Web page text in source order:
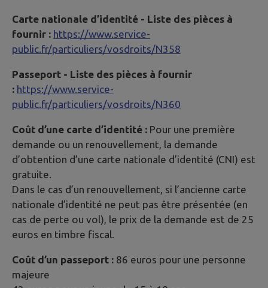
Carte nationale d’identité - Liste des pièces à
fournir : https://www.service-
public.fr/particuliers/vosdroits/N358
Passeport - Liste des pièces à fournir
: https://www.service-
public.fr/particuliers/vosdroits/N360
Coût d’une carte d’identité : Pour une première
demande ou un renouvellement, la demande
d’obtention d’une carte nationale d’identité (CNI) est
gratuite.
Dans le cas d’un renouvellement, si l’ancienne carte
nationale d’identité ne peut pas être présentée (en
cas de perte ou vol), le prix de la demande est de 25
euros en timbre fiscal.
Coût d’un passeport : 86 euros pour une personne
majeure